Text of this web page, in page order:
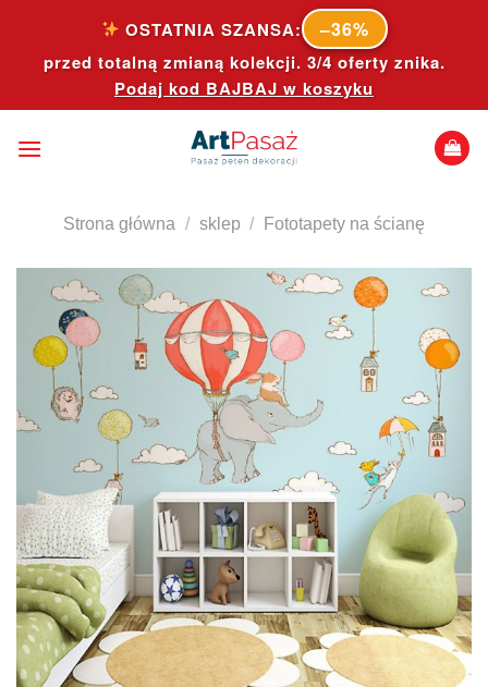
content
OSTATNIA SZANSA: –36%
przed totalną zmianą kolekcji. 3/4 oferty znika.
Podaj kod BAJBAJ w koszyku
Strona główna / sklep / Fototapety na ścianę